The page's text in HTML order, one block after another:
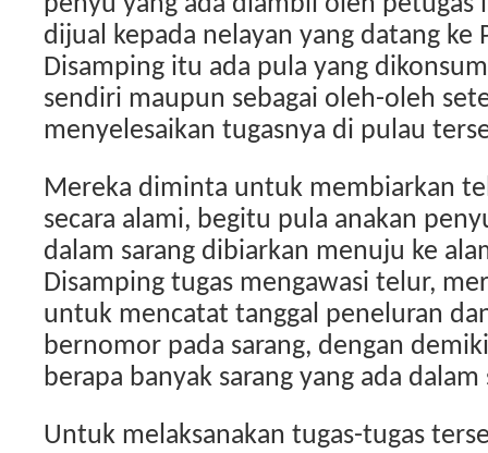
dijual kepada nelayan yang datang ke
Disamping itu ada pula yang
sendiri maupun sebagai oleh-oleh
menyelesaikan tugasnya di pulau
Mereka diminta untuk membiarkan
secara alami, begitu pula anakan
dalam sarang dibiarkan menuju ke
Disamping tugas mengawasi telur,
untuk mencatat tanggal peneluran
bernomor pada sarang, dengan
berapa banyak sarang yang ada
Untuk melaksanakan tugas-tugas